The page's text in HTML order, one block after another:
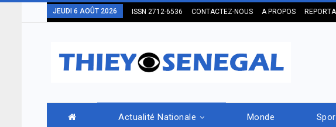
JEUDI 6 AOÛT 2026 ISSN 2712-6536 CONTACTEZ-NOUS A PROPOS
Actualité Nationale Monde